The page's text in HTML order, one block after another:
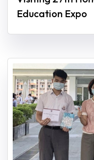
Education Expo